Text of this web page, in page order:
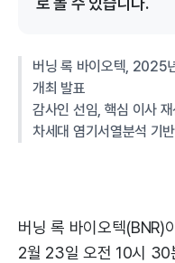
버닝 록 바이오텍, 2025
개최 발표
감사인 선임, 핵심 이사
차세대 염기서열분석 기
버닝 록 바이오텍(BNR)
2월 23일 오전 10시 30